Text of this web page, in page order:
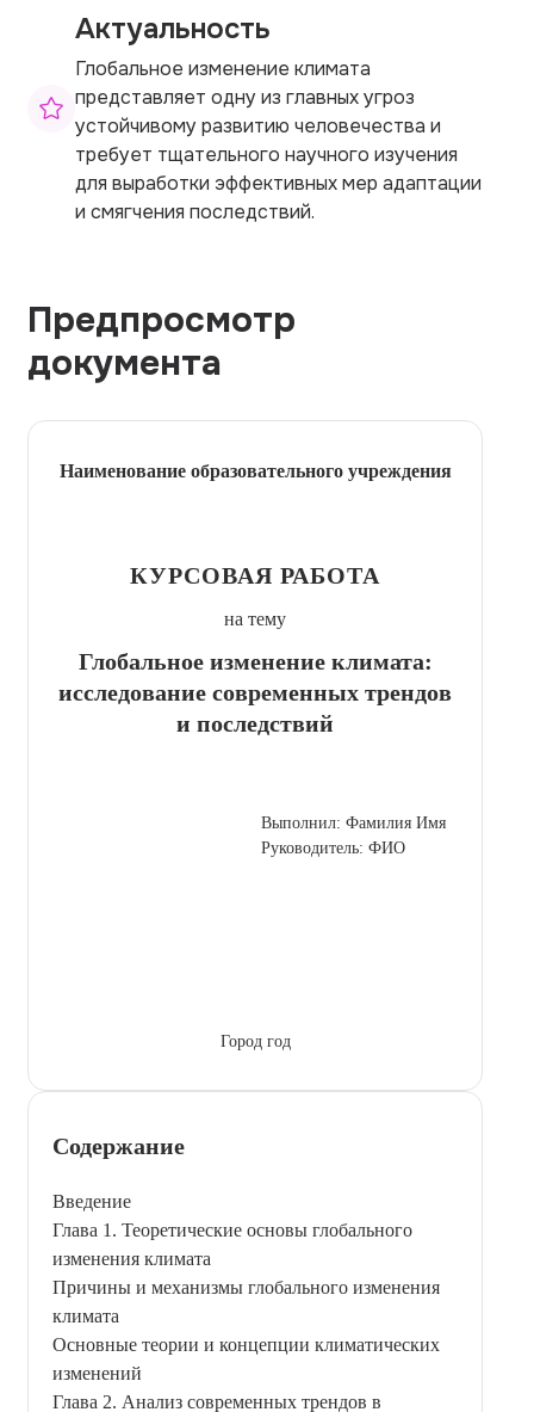
Актуальность
Глобальное изменение климата
представляет одну из главных угроз
устойчивому развитию человечества и
требует тщательного научного изучения
для выработки эффективных мер адаптации
и смягчения последствий.
Предпросмотр
документа
Наименование образовательного учреждения
КУРСОВАЯ РАБОТА
на тему
Глобальное изменение климата:
исследование современных трендов
и последствий
Выполнил: Фамилия Имя
Руководитель: ФИО
Город год
Содержание
Введение
Глава 1. Теоретические основы глобального
изменения климата
Причины и механизмы глобального изменения
климата
Основные теории и концепции климатических
изменений
Глава 2. Анализ современных трендов в